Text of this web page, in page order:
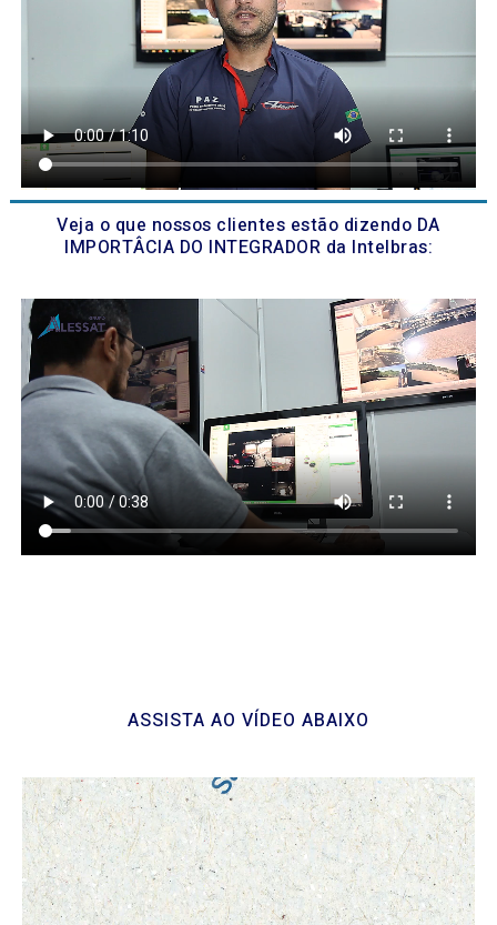
Veja o que nossos clientes estão dizendo DA
IMPORTÂCIA DO INTEGRADOR da Intelbras:
ASSISTA AO VÍDEO ABAIXO